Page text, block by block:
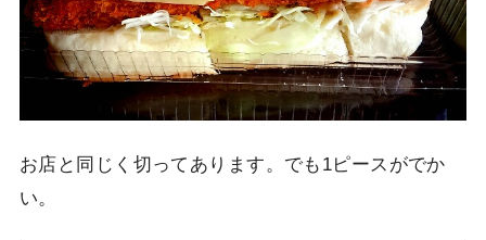
お店と同じく切ってあります。でも1ピースがでか
い。